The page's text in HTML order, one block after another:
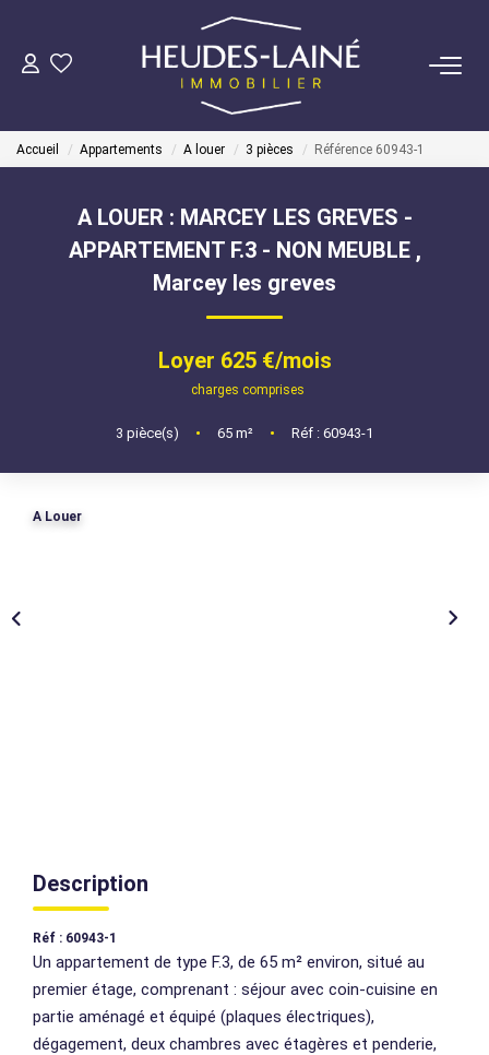
VENDRE
ACHETER
LOUER
Mise En Location
Gestion Locative
Accueil Appartements A louer 3 pièces Référence 60943-1
A LOUER : MARCEY LES GREVES -
APPARTEMENT F.3 - NON MEUBLE ,
Marcey les greves
Loyer 625 €/mois
charges comprises
3 pièce(s) • 65 m² • Réf : 60943-1
A Louer
Description
Réf : 60943-1
Un appartement de type F.3, de 65 m² environ, situé au
premier étage, comprenant : séjour avec coin-cuisine en
partie aménagé et équipé (plaques électriques),
dégagement, deux chambres avec étagères et penderie,